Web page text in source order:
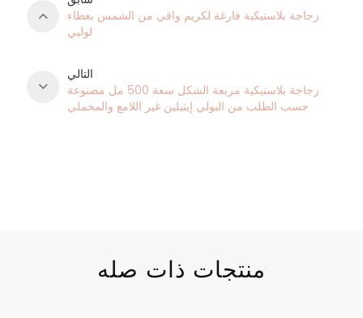
زجاجة بلاستيكية فارغة لكريم واقي من الشمس بغطاء
لولبي
التالي
زجاجة بلاستيكية مربعة الشكل سعة 500 مل مصنوعة
حسب الطلب من البولي إيثيلين غير اللامع والمخملي
منتجات ذات صله